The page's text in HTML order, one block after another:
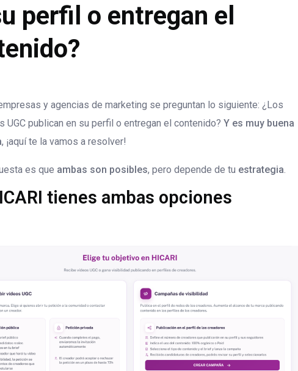
perfil o entregan el
y agencias de marketing se preguntan lo siguiente: ¿Los
UGC publican en su perfil o entregan el contenido?Y es muy buena
, ¡aquí te la vamos a resolver!
es que ambas son posibles, pero depende de tu estrategia.
tienes ambas opciones